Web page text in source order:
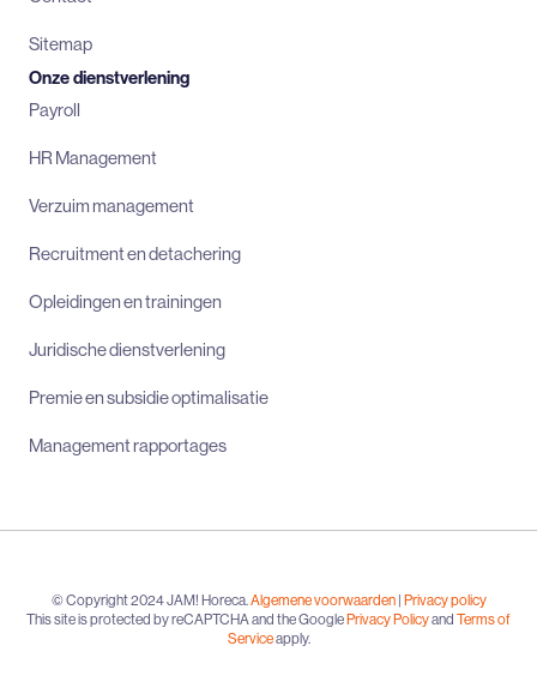
Sitemap
Onze dienstverlening
Payroll
HR Management
Verzuim management
Recruitment en detachering
Opleidingen en trainingen
Juridische dienstverlening
Premie en subsidie optimalisatie
Management rapportages
© Copyright 2024 JAM! Horeca. Algemene voorwaarden| Privacy policy
This site is protected by reCAPTCHA and the GooglePrivacy Policyand Terms of
Serviceapply.